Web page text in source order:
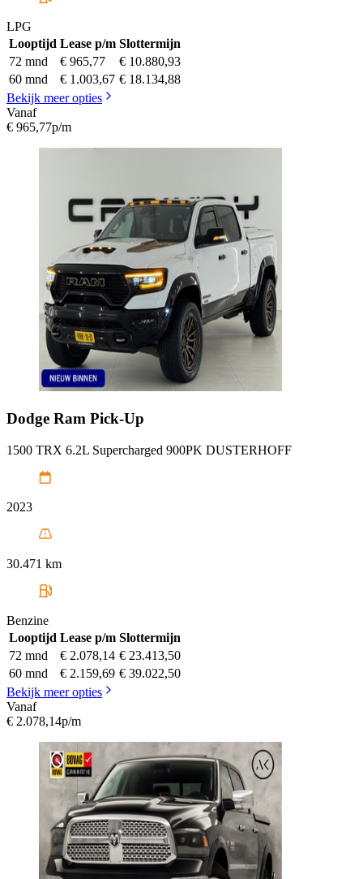
LPG
Looptijd Lease p/m Slottermijn
72 mnd
€ 965,77
€ 10.880,93
60 mnd
€ 1.003,67 € 18.134,88
Bekijk meer opties
Vanaf
€ 965,77p/m
Dodge Ram Pick-Up
1500 TRX 6.2L Supercharged 900PK DUSTERHOFF
2023
30.471 km
Benzine
Looptijd Lease p/m Slottermijn
72 mnd
€ 2.078,14 € 23.413,50
60 mnd
€ 2.159,69 € 39.022,50
Bekijk meer opties
Vanaf
€ 2.078,14p/m